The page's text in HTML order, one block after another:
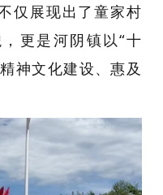
仅展现出了童家村
更是河阴镇以“十
神文化建设、惠及